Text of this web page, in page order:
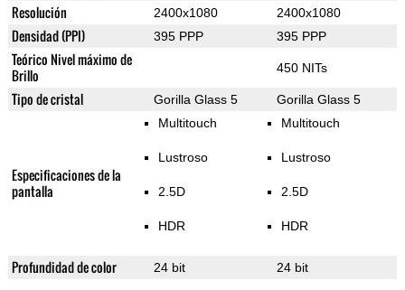
Resolución 2400x1080 2400x1080
Densidad (PPI) 395 PPP 395 PPP
Teórico Nivel máximo de
Brillo
450 NITs
Tipo de cristal Gorilla Glass 5 Gorilla Glass 5
Especificaciones de la
pantalla
Multitouch
Lustroso
2.5D
HDR
Multitouch
Lustroso
2.5D
HDR
Profundidad de color 24 bit 24 bit